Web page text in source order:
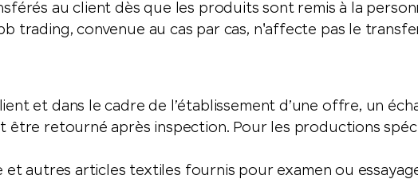
au client dès que les produits sont remis à la
trading, convenue au cas par cas, n'affecte pas le
et dans le cadre de l’établissement d’une offre, un
être retourné après inspection. Pour les productions
et autres articles textiles fournis pour examen ou